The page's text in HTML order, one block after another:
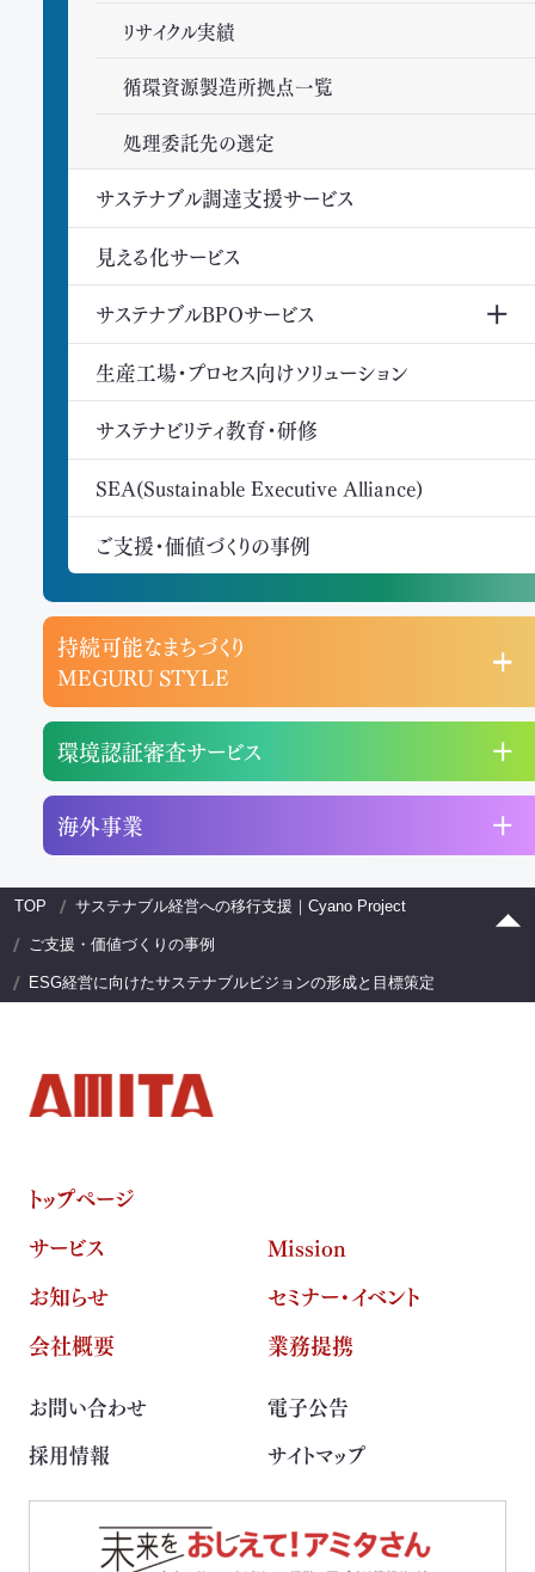
リサイクル実績
循環資源製造所拠点一覧
処理委託先の選定
サステナブル調達支援サービス
見える化サービス
サステナブルBPOサービス
生産工場・プロセス向けソリューション
サステナビリティ教育・研修
SEA(Sustainable Executive Alliance)
ご支援・価値づくりの事例
持続可能なまちづくり
MEGURU STYLE
環境認証審査サービス
海外事業
TOP サステナブル経営への移行支援｜Cyano Project
ご支援・価値づくりの事例
ESG経営に向けたサステナブルビジョンの形成と目標策定
トップページ
サービス
Mission
お知らせ
セミナー・イベント
会社概要
業務提携
お問い合わせ
電子公告
採用情報
サイトマップ